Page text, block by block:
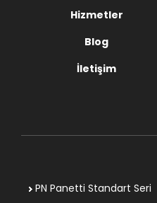
Hizmetler
Blog
İletişim
PN Panetti Standart Seri